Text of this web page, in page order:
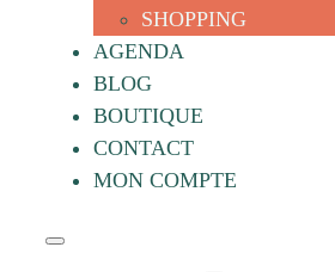
SHOPPING
AGENDA
BLOG
BOUTIQUE
CONTACT
MON COMPTE